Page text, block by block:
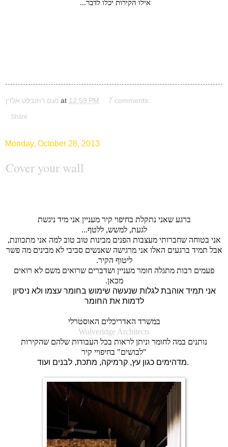
אילו הקירות יכלו לדבר...
נעם רוזנבלט אלדן at 12:59 PM 7 comments:
Share
Monday, October 28, 2013
Cover your wall
ברגע שאני נתקלת בחיפוי קיר מעניין אני מיד ניגשת
לגעת, למשש, ללטף...
אני בטוחה שחברותי מעצבות הפנים מבינות טוב טוב למה אני מתכוונת,
אבל תמיד ברגעים האלו אני מרגישה שאנשים סביבי לא מבינים מה פשר
ליטוף הקיר.
פעמים רבות מתגלה חומר מעניין ושדברים שרואים משם לא רואים
מכאן.
אני תמיד אוהבת לגלות שנעשה שימוש בחומר עצמו ולא ניסיון
לדמות את החומר
במשרד האדריכלים האוסטרלי
Wolveridge Architects
נותנים במה לחומר וניתן לראות בכל העבודות שלהם שהקירות
"לבושים" בחיפויי קיר
מדהימים כגון עץ, קרמיקה, מתכת, לבנים ועוד.